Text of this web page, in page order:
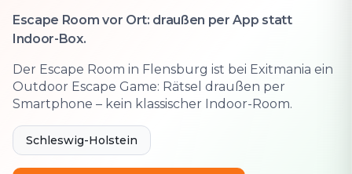
Escape Room vor Ort: draußen per App statt
Indoor-Box.
Der Escape Room in Flensburg ist bei Exitmania ein
Outdoor Escape Game: Rätsel draußen per
Smartphone – kein klassischer Indoor-Room.
Schleswig-Holstein